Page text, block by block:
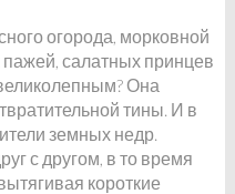
огорода, морковной
салатных принцев
Она
тины. И в
земных недр.
с другом, в то время
короткие